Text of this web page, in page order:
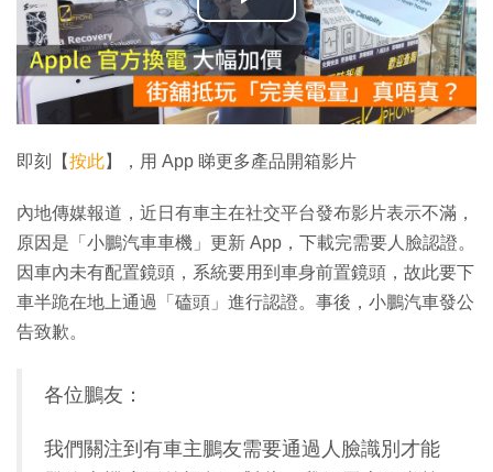
播
放
影
片
即刻【按此】，用 App 睇更多產品開箱影片
內地傳媒報道，近日有車主在社交平台發布影片表示不滿，
原因是「小鵬汽車車機」更新 App，下載完需要人臉認證。
因車內未有配置鏡頭，系統要用到車身前置鏡頭，故此要下
車半跪在地上通過「磕頭」進行認證。事後，小鵬汽車發公
告致歉。
各位鵬友：
我們關注到有車主鵬友需要通過人臉識別才能